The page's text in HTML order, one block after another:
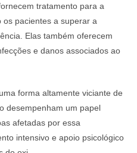
tratamento para a
pacientes a superar a
Elas também oferecem
e danos associados ao
forma altamente viciante de
desempenham um papel
afetadas por essa
intensivo e apoio psicológico